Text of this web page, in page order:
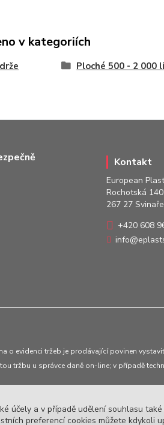
v kategoriích
Ploché 500 - 2 000
Kontakt
European
Rochotská
267 27 Svinaře
+420 608
o evidenci tržeb je prodávající povinen
tržbu u správce daně on-line; v případě
účely a v případě udělení souhlasu také
preferencí cookies můžete kdykoli